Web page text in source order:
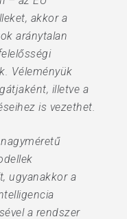
akkor a
aránytalan
Véleményük
illetve a
is vezethet.
ugyanakkor a
a rendszer